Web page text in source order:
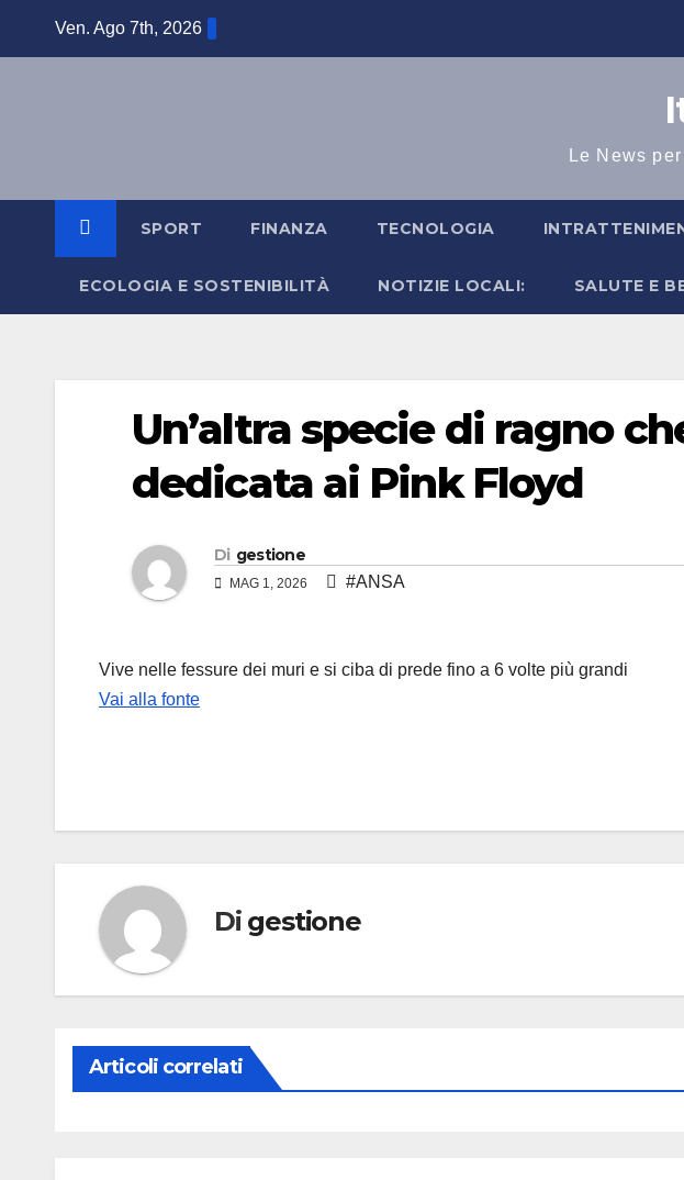
Ven. Ago 7th, 2026
Le News
SPORT FINANZA TECNOLOGIA
ECOLOGIA E SOSTENIBILITÀ NOTIZIE LOCALI: SALUTE E
Un’altra specie di ragno
dedicata ai Pink Floyd
Di gestione
MAG 1, 2026 #ANSA
Vive nelle fessure dei muri e si ciba di prede fino a 6 volte più grandi
Vai alla fonte
Di gestione
Articoli correlati